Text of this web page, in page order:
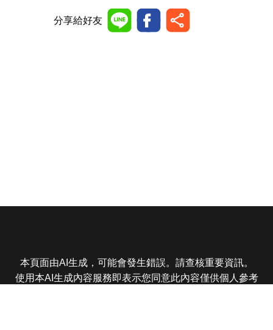
分享給好友
本頁面由AI生成，可能會發生錯誤。請查核重要資訊。
使用本AI生成內容服務即表示您同意此內容僅供個人參考